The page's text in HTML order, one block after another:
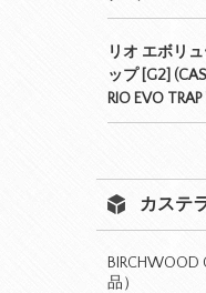
リオ エボリ
ップ [G2]
RIO EVO
カステ
BIRCHWOOD
品）